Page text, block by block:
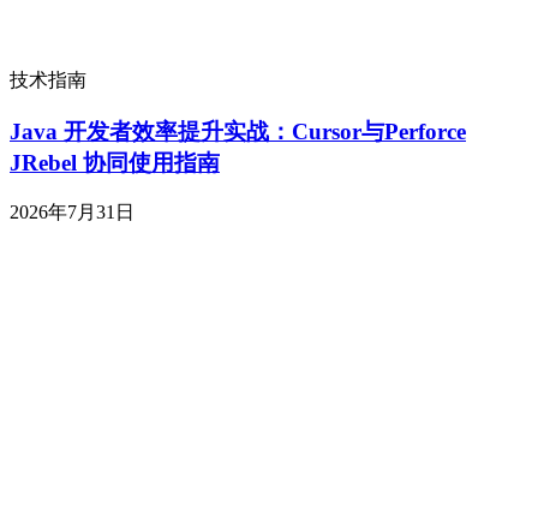
技术指南
Java 开发者效率提升实战：Cursor与Perforce
JRebel 协同使用指南
2026年7月31日